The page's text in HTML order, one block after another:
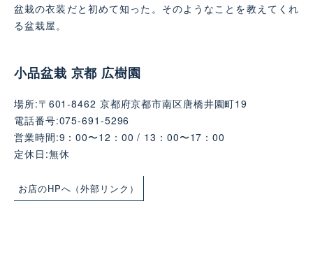
盆栽の衣装だと初めて知った。そのようなことを教えてくれ
る盆栽屋。
小品盆栽 京都 広樹園
場所:〒601-8462 京都府京都市南区唐橋井園町19
電話番号:075-691-5296
営業時間:9：00〜12：00 / 13：00〜17：00
定休日:無休
お店のHPへ（外部リンク）